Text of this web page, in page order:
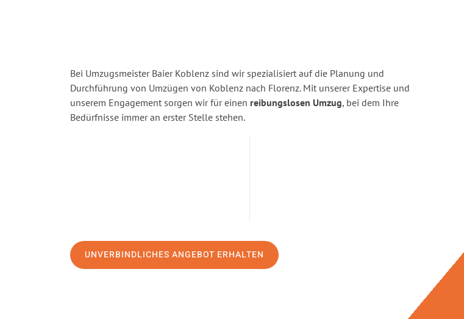
Bei Umzugsmeister Baier Koblenz sind wir spezialisiert auf die Planung und
Durchführung von Umzügen von Koblenz nach Florenz. Mit unserer Expertise und
unserem Engagement sorgen wir für einen reibungslosen Umzug, bei dem Ihre
Bedürfnisse immer an erster Stelle stehen.
UNVERBINDLICHES ANGEBOT ERHALTEN